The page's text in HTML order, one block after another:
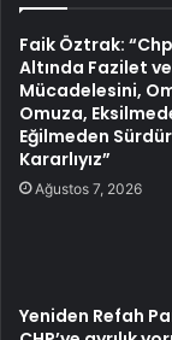
Faik Öztrak: “Chp
Altında Fazilet
Mücadelesini,
Omuza,
Eğilmeden
Kararlıyız”
Ağustos 7, 2026
Yeniden Refah